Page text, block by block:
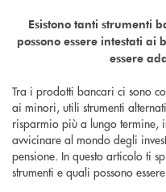
Esistono tanti strumenti
possono essere intestati ai
essere
Tra i prodotti bancari ci sono
ai minori, utili strumenti
risparmio più a lungo termine,
avvicinare al mondo degli
pensione. In questo articolo ti
strumenti e quali possono